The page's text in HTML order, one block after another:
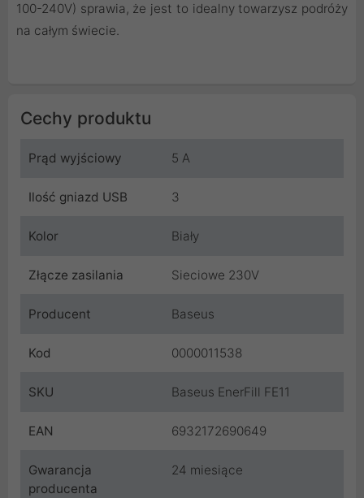
100-240V) sprawia, że jest to idealny towarzysz podróży
na całym świecie.
Cechy produktu
Prąd wyjściowy 5 A
Ilość gniazd USB 3
Kolor Biały
Złącze zasilania Sieciowe 230V
Producent Baseus
Kod 0000011538
SKU Baseus EnerFill FE11
EAN 6932172690649
Gwarancja
producenta
24 miesiące